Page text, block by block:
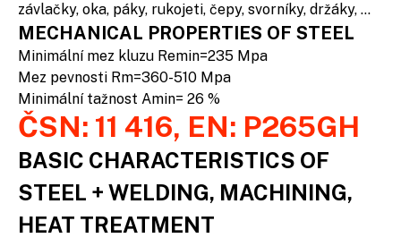
závlačky, oka, páky, rukojeti, čepy, svorníky, držáky, …
MECHANICAL PROPERTIES OF STEEL
Minimální mez kluzu Remin=235 Mpa
Mez pevnosti Rm=360-510 Mpa
Minimální tažnost Amin= 26 %
ČSN: 11 416, EN: P265GH
BASIC CHARACTERISTICS OF
STEEL + WELDING, MACHINING,
HEAT TREATMENT